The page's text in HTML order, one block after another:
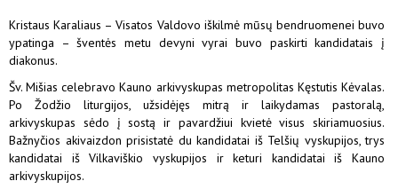
Kristaus Karaliaus – Visatos Valdovo iškilmė mūsų bendruomenei buvo
ypatinga – šventės metu devyni vyrai buvo paskirti kandidatais į
diakonus.
Šv. Mišias celebravo Kauno arkivyskupas metropolitas Kęstutis Kėvalas.
Po Žodžio liturgijos, užsidėjęs mitrą ir laikydamas pastoralą,
arkivyskupas sėdo į sostą ir pavardžiui kvietė visus skiriamuosius.
Bažnyčios akivaizdon prisistatė du kandidatai iš Telšių vyskupijos, trys
kandidatai iš Vilkaviškio vyskupijos ir keturi kandidatai iš Kauno
arkivyskupijos.